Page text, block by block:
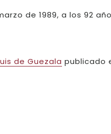
de 1989, a los 92
de Guezala publicado